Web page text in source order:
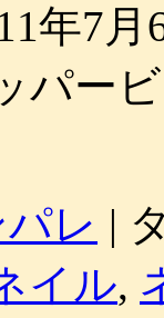
年7
パー
レ |
イル,